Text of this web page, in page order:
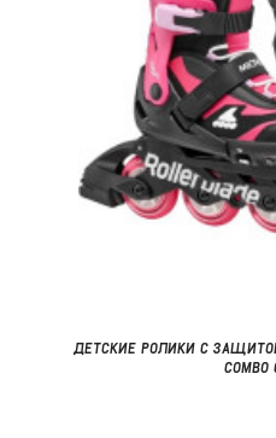
ДЕТСКИЕ РОЛИКИ С ЗАЩИТОЙ
COMBO